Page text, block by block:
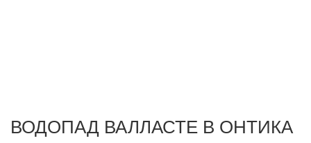
ВОДОПАД ВАЛЛАСТЕ В ОНТИКА